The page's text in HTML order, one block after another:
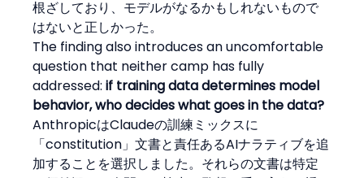
根ざしており、モデルがなるかもしれないもので
はないと正しかった。
The finding also introduces an uncomfortable
question that neither camp has fully
addressed: if training data determines model
behavior, who decides what goes in the data?
AnthropicはClaudeの訓練ミックスに
「constitution」文書と責任あるAIナラティブを追
加することを選択しました。それらの文書は特定